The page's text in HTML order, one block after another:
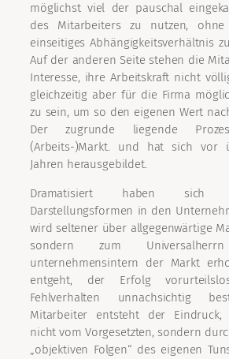
möglichst viel der pauschal
des Mitarbeiters zu nutzen,
einseitiges Abhängigkeitsverhältnis
Auf der anderen Seite stehen die
Interesse, ihre Arbeitskraft nicht
gleichzeitig aber für die Firma
zu sein, um so den eigenen Wert
Der zugrunde liegende
(Arbeits-)Markt. und hat sich vor
Jahren herausgebildet.
Dramatisiert haben sich
Darstellungsformen in den
wird seltener über allgegenwärtige
sondern zum
unternehmensintern der Markt
entgeht, der Erfolg
Fehlverhalten unnachsichtig
Mitarbeiter entsteht der Eindruck,
nicht vom Vorgesetzten, sondern
„objektiven Folgen“ des eigenen